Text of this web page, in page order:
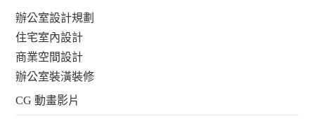
辦公室設計規劃
住宅室內設計
商業空間設計
辦公室裝潢裝修
CG 動畫影片